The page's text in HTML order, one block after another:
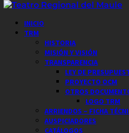
Saltar
contenido
Menú
principal
INICIO
TRM
HISTORIA
MISIÓN Y VISIÓN
TRANSPARENCIA
LEY DE
PROYECTO OCM
OTROS
LOGO TRM
ARRIENDOS – FICHA
AUSPICIADORES
CATÁLOGOS